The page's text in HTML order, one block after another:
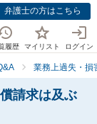
弁護士の方はこちら
履歴 マイリスト ログイン
業務上過失・損
請求は及ぶ